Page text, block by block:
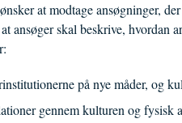
at modtage ansøgninger,
ansøger skal beskrive, hvordan
på nye måder, og
gennem kulturen og